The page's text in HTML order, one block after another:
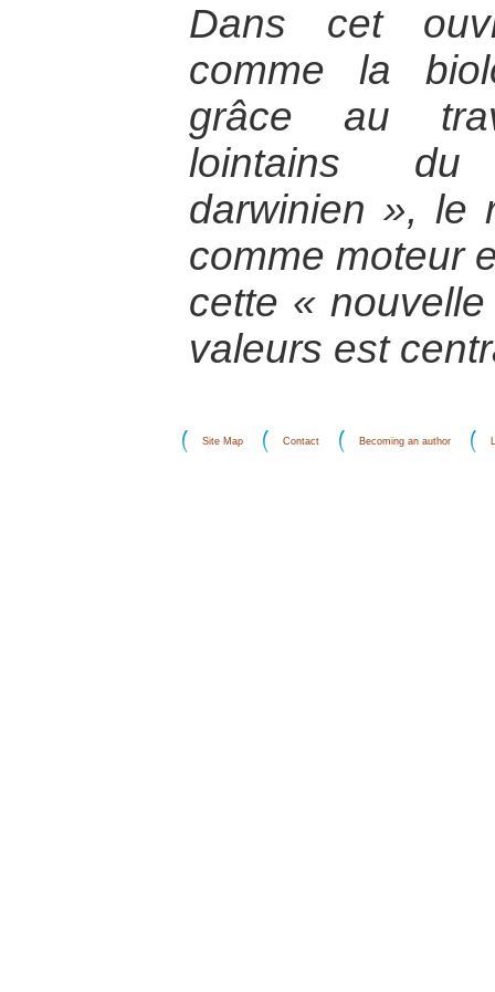
Dans cet
comme la
grâce au
lointains du
darwinien », le
comme moteur
cette «
valeurs est
Site Map Contact Becoming an author